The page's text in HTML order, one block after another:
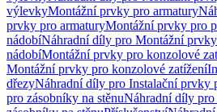
výlevkyMontážní prvky pro armatury
prvky pro armaturyMontážní prvky pro
nádobíNáhradní díly pro Montážní
nádobíMontážní prvky pro konzolové
Montážní prvky pro konzolové zatížení
dřezyNáhradní díly pro Instalační prvky
pro zásobníky na stěnuNáhradní díly